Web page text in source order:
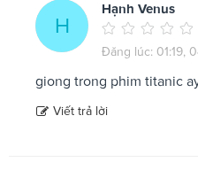
H
Hạnh Venus
Đăng lúc: 01:19,
giong trong phim titanic
Viết trả lời